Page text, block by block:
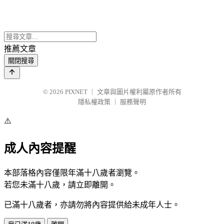
推薦文章
關閉搜尋
© 2026 PIXNET
文章與圖片權利屬原作者所有
隱私權政策
服務聲明
⚠️
成人內容提醒
本部落格內容僅限年滿十八歲者瀏覽。
若您未滿十八歲，請立即離開。
已滿十八歲者，亦請勿將內容提供給未成年人士。